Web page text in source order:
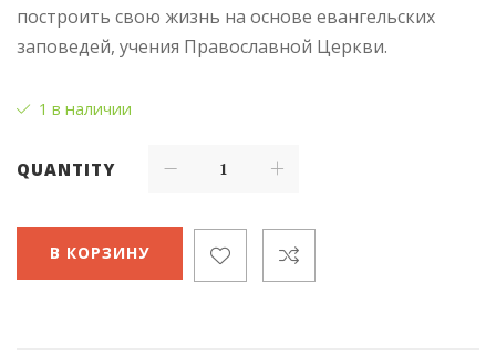
построить свою жизнь на основе евангельских
заповедей, учения Православной Церкви.
1 в наличии
QUANTITY
В КОРЗИНУ